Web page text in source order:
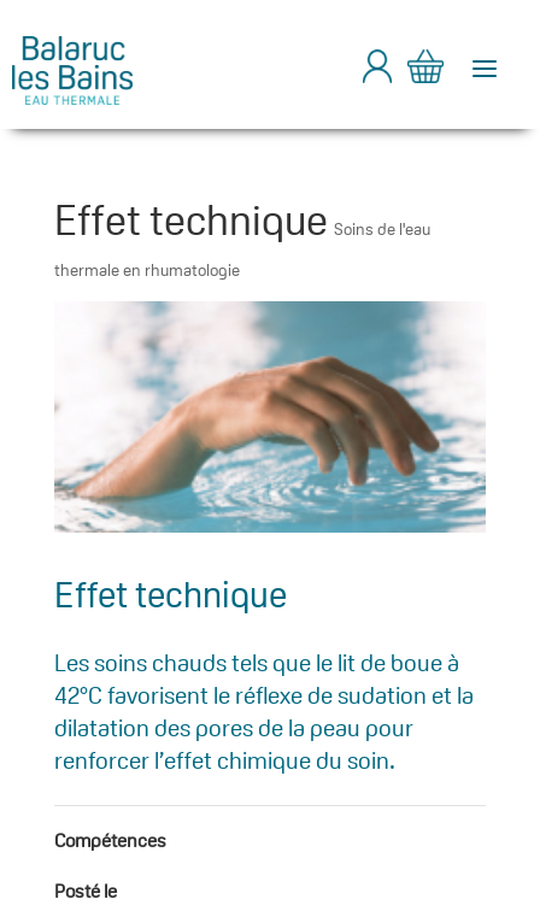
a
Effet technique Soins de l'eau
thermale en rhumatologie
Effet technique
Les soins chauds tels que le lit de boue à
42°C favorisent le réflexe de sudation et la
dilatation des pores de la peau pour
renforcer l’effet chimique du soin.
Compétences
Posté le